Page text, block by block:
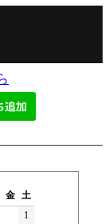
金 土
1